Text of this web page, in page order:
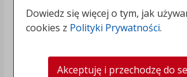
Dowiedz się więcej o tym, jak
cookies z Polityki Prywatności.
Akceptuję i przechodzę do